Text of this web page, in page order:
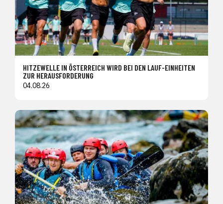
HITZEWELLE IN ÖSTERREICH WIRD BEI DEN LAUF-EINHEITEN
ZUR HERAUSFORDERUNG
04.08.26